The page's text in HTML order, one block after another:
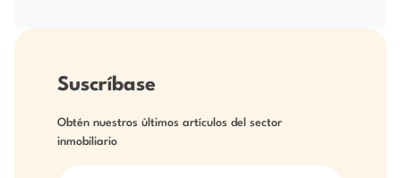
Suscríbase
Obtén nuestros últimos artículos del sector
inmobiliario